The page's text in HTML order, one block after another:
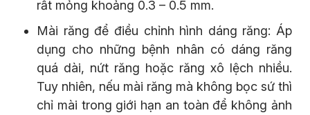
rất mỏng khoảng 0.3 – 0.5 mm.
Mài răng để điều chỉnh hình dáng răng: Áp
dụng cho những bệnh nhân có dáng răng
quá dài, nứt răng hoặc răng xô lệch nhiều.
Tuy nhiên, nếu mài răng mà không bọc sứ thì
chỉ mài trong giới hạn an toàn để không ảnh